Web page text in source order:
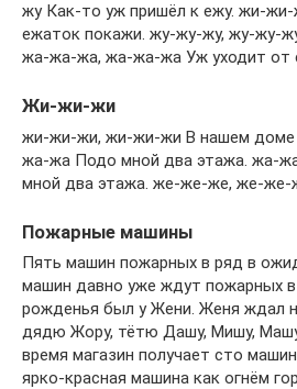
жу Как-то уж пришёл к ежу. жи-
ежаток покажи. жу-жу-жу, жу-жу-
жа-жа-жа, жа-жа-жа Уж уходит от
Жи-жи-жи
жи-жи-жи, жи-жи-жи В нашем
жа-жа Подо мной два этажа. жа-
мной два этажа. же-же-же, же-же-
Пожарные машины
Пять машин пожарных в ряд в
машин давно уже ждут пожарных
рожденья был у Жени. Женя ждал
дядю Жору, тётю Дашу, Мишу,
время магазин получает сто
ярко-красная машина как огнём